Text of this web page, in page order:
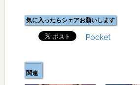
気に入ったらシェアお願いします
Pocket
関連